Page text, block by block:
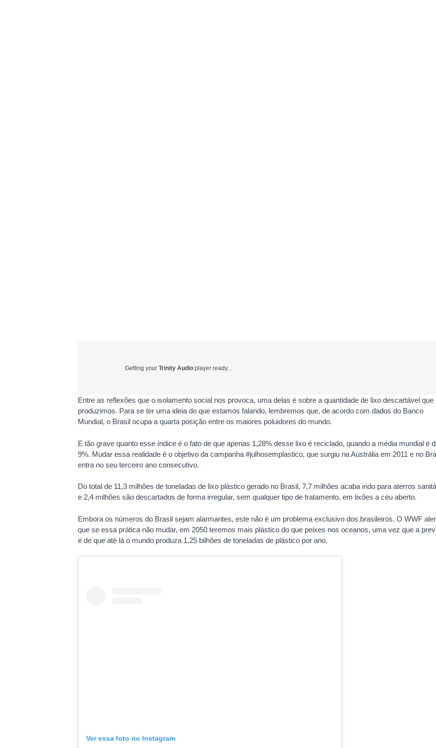
Getting your Trinity Audio player ready...
Entre as reflexões que o isolamento social nos provoca, uma delas é sobre a quantidade de lixo descartável que
produzimos. Para se ter uma ideia do que estamos falando, lembremos que, de acordo com dados do Banco
Mundial, o Brasil ocupa a quarta posição entre os maiores poluidores do mundo.
E tão grave quanto esse índice é o fato de que apenas 1,28% desse lixo é reciclado, quando a média mundial é
9%. Mudar essa realidade é o objetivo da campanha #julhosemplastico, que surgiu na Austrália em 2011 e no
entra no seu terceiro ano consecutivo.
Do total de 11,3 milhões de toneladas de lixo plástico gerado no Brasil, 7,7 milhões acaba indo para aterros
e 2,4 milhões são descartados de forma irregular, sem qualquer tipo de tratamento, em lixões a céu aberto.
Embora os números do Brasil sejam alarmantes, este não é um problema exclusivo dos brasileiros. O WWF
que se essa prática não mudar, em 2050 teremos mais plástico do que peixes nos oceanos, uma vez que a
é de que até lá o mundo produza 1,25 bilhões de toneladas de plástico por ano.
Ver essa foto no Instagram